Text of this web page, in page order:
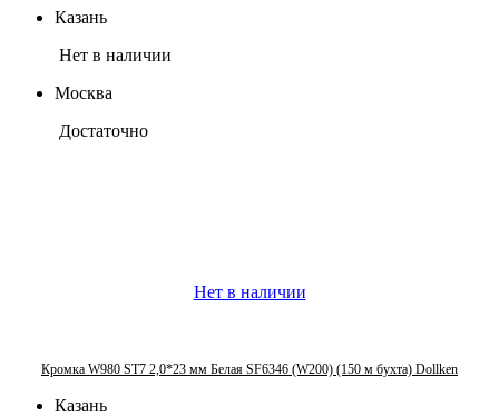
Казань
Нет в наличии
Москва
Достаточно
Нет в наличии
Кромка W980 ST7 2,0*23 мм Белая SF6346 (W200) (150 м бухта) Dollken
Казань